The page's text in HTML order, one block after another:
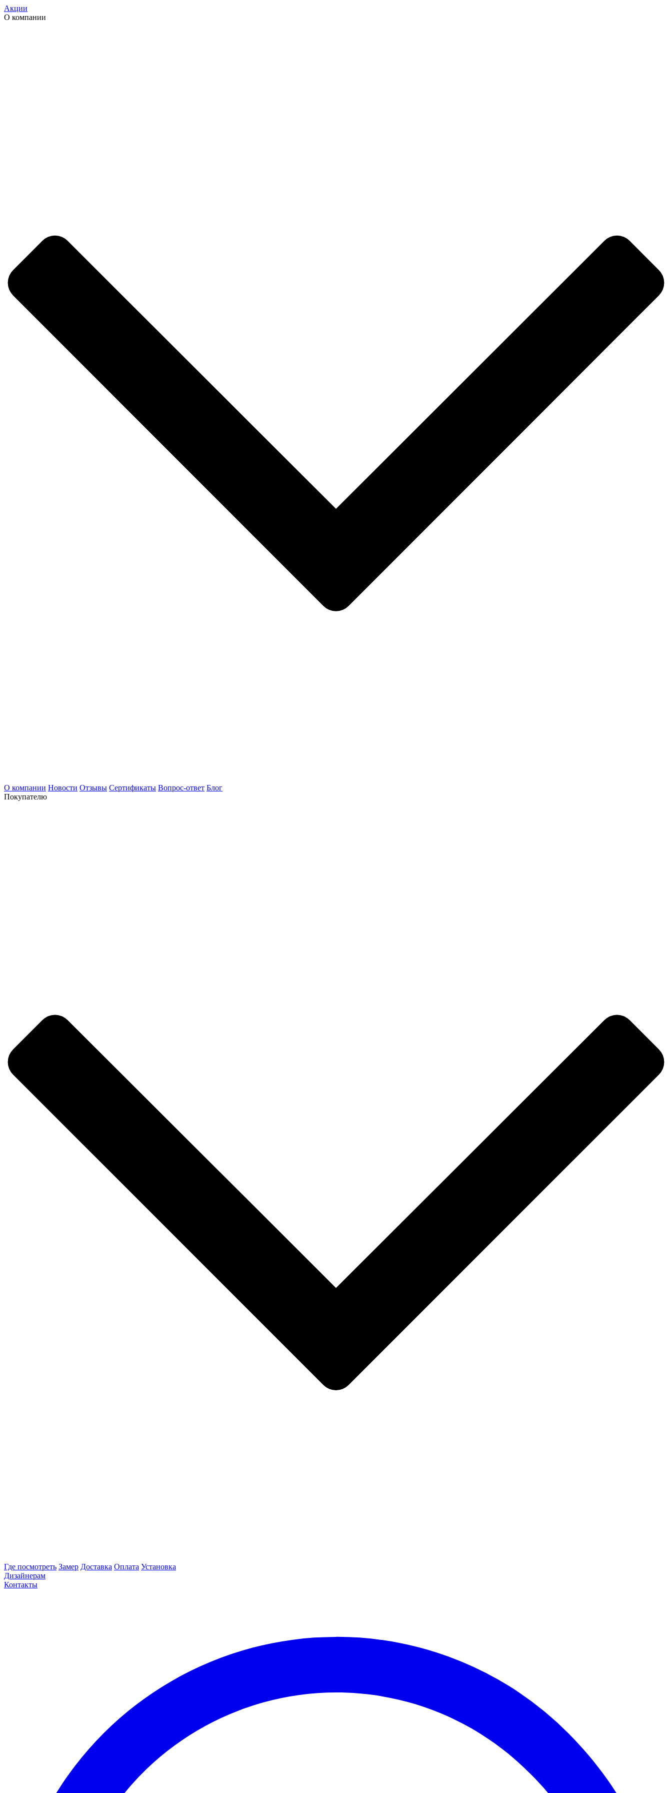
Акции
О компании
О компании Новости Отзывы Сертификаты Вопрос-ответ Блог
Покупателю
Где посмотреть Замер Доставка Оплата Установка
Дизайнерам
Контакты